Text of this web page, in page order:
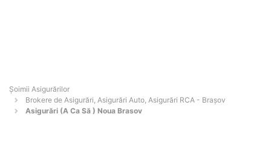
Șoimii Asigurărilor
Brokere de Asigurări, Asigurări Auto, Asigurări RCA - Braşov
Asigurări (A Ca Să ) Noua Brasov